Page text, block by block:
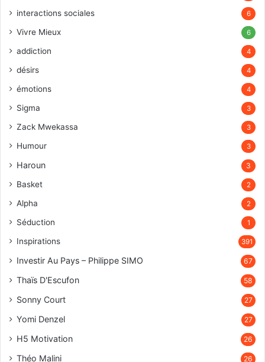
interactions sociales 6
Vivre Mieux 6
addiction 4
désirs 4
émotions 4
Sigma 3
Zack Mwekassa 3
Humour 3
Haroun 3
Basket 2
Alpha 2
Séduction 1
Inspirations 391
Investir Au Pays – Philippe SIMO 67
Thaïs D'Escufon 58
Sonny Court 27
Yomi Denzel 27
H5 Motivation 26
Théo Malini 26